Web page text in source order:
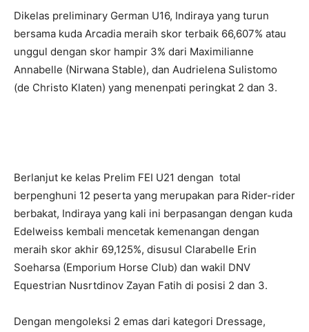
Dikelas preliminary German U16, Indiraya yang turun
bersama kuda Arcadia meraih skor terbaik 66,607% atau
unggul dengan skor hampir 3% dari Maximilianne
Annabelle (Nirwana Stable), dan Audrielena Sulistomo
(de Christo Klaten) yang menenpati peringkat 2 dan 3.
Berlanjut ke kelas Prelim FEI U21 dengan total
berpenghuni 12 peserta yang merupakan para Rider-rider
berbakat, Indiraya yang kali ini berpasangan dengan kuda
Edelweiss kembali mencetak kemenangan dengan
meraih skor akhir 69,125%, disusul Clarabelle Erin
Soeharsa (Emporium Horse Club) dan wakil DNV
Equestrian Nusrtdinov Zayan Fatih di posisi 2 dan 3.
Dengan mengoleksi 2 emas dari kategori Dressage,